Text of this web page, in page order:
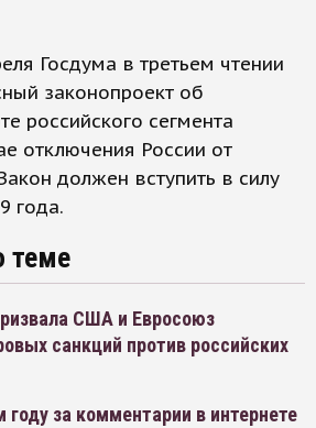
Госдума в третьем чтении
законопроект об
российского сегмента
отключения России от
должен вступить в силу
года.
теме
США и Евросоюз
санкций против российских
за комментарии в интернете